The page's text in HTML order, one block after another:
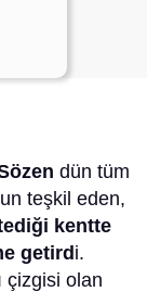
dün tüm
teşkil eden,
kentte
getird i.
çizgisi olan